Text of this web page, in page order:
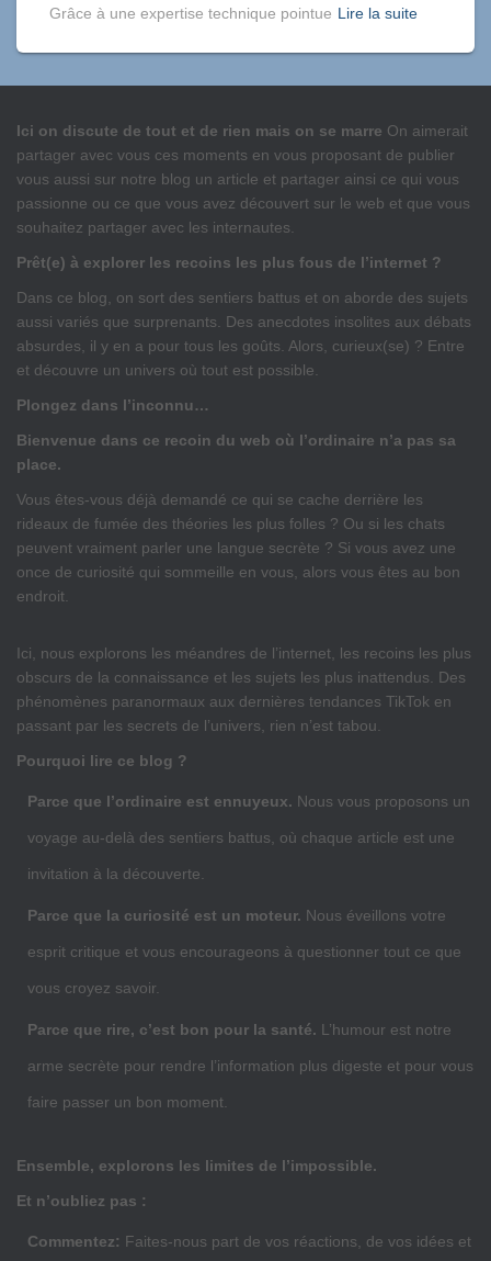
Grâce à une expertise technique pointue Lire la suite
Ici on discute de tout et de rien mais on se marre On aimerait
partager avec vous ces moments en vous proposant de publier
vous aussi sur notre blog un article et partager ainsi ce qui vous
passionne ou ce que vous avez découvert sur le web et que vous
souhaitez partager avec les internautes.
Prêt(e) à explorer les recoins les plus fous de l’internet ?
Dans ce blog, on sort des sentiers battus et on aborde des sujets
aussi variés que surprenants. Des anecdotes insolites aux débats
absurdes, il y en a pour tous les goûts. Alors, curieux(se) ? Entre
et découvre un univers où tout est possible.
Plongez dans l’inconnu…
Bienvenue dans ce recoin du web où l’ordinaire n’a pas sa
place.
Vous êtes-vous déjà demandé ce qui se cache derrière les
rideaux de fumée des théories les plus folles ? Ou si les chats
peuvent vraiment parler une langue secrète ? Si vous avez une
once de curiosité qui sommeille en vous, alors vous êtes au bon
endroit.
Ici, nous explorons les méandres de l’internet, les recoins les plus
obscurs de la connaissance et les sujets les plus inattendus. Des
phénomènes paranormaux aux dernières tendances TikTok en
passant par les secrets de l’univers, rien n’est tabou.
Pourquoi lire ce blog ?
Parce que l’ordinaire est ennuyeux. Nous vous proposons un
voyage au-delà des sentiers battus, où chaque article est une
invitation à la découverte.
Parce que la curiosité est un moteur. Nous éveillons votre
esprit critique et vous encourageons à questionner tout ce que
vous croyez savoir.
Parce que rire, c’est bon pour la santé. L’humour est notre
arme secrète pour rendre l’information plus digeste et pour vous
faire passer un bon moment.
Ensemble, explorons les limites de l’impossible.
Et n’oubliez pas :
Commentez: Faites-nous part de vos réactions, de vos idées et